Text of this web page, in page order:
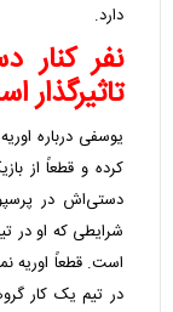
دارد.
نفر کنار
تاثیرگذار
یوسفی درباره
کرده و قطعاً از
دستی‌اش در
شرایطی که او در
است. قطعاً اوریه
در تیم یک کار